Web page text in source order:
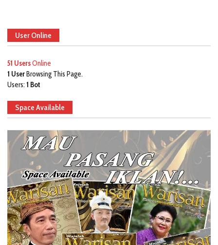
User Online
51 UsersOnline
1 UserBrowsing This Page.
Users: 1 Bot
Space Available